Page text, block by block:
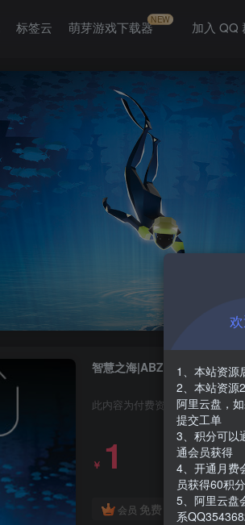
标签云 萌芽游戏下载器NEW 加入 QQ
智慧之海
此内容为付费资源，请付费后查
￥ 1
会员 免费
1、本站资源
2、本站资源
阿里云盘，
提交工单
3、积分可以
通会员获得
4、开通月费
员获得60积分
5、阿里云盘
系